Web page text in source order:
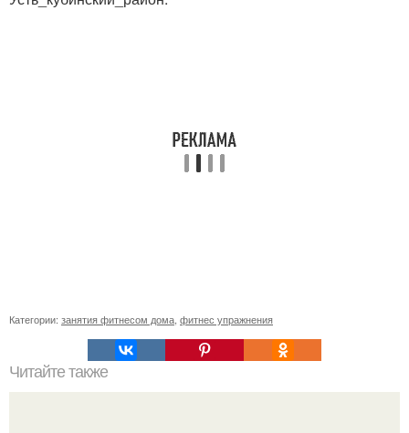
Категории: занятия фитнесом дома фитнес упражнения
Читайте также